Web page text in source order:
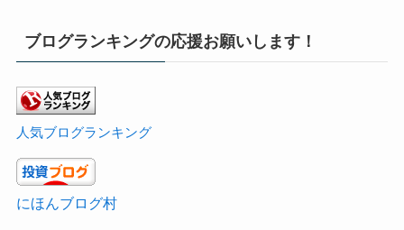
ブログランキングの応援お願いします！
人気ブログランキング
にほんブログ村